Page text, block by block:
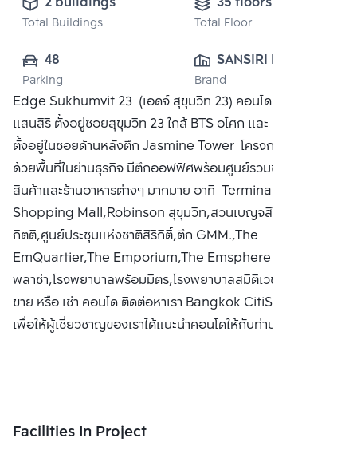
Total Buildings Total Floor
48
Parking
SANSIRI PUBLIC
CO., LTD.
Brand
Edge Sukhumvit 23 (เอดจ์ สุขุมวิท 23) คอนโดมิเนียมจาก
แสนสิริ ตั้งอยู่ซอยสุขุมวิท 23 ใกล้ BTS อโศก และ MRT สุขุมวิท
ตั้งอยู่ในซอยด้านหลังตึก Jasmine Tower โครงการแวดล้อม
ด้วยพื้นที่ในย่านธุรกิจ มีตึกออฟฟิศพร้อมศูนย์รวมของห้างสรรพ
สินค้าและร้านอาหารต่างๆ มากมาย อาทิ Terminal 21
Shopping Mall,Robinson สุขุมวิท,สวนเบญจสิริ,สวนเบญจ
กิตติ,ศูนย์ประชุมแห่งชาติสิริกิติ์,ตึก GMM.,The
EmQuartier,The Emporium,The Emsphere ประสานมิตร
พลาซ่า,โรงพยาบาลพร้อมมิตร,โรงพยาบาลสมิติเวช สุขุมวิท ซื้อ
ขาย หรือ เช่า คอนโด ติดต่อหาเรา Bangkok CitiSmart ได้ทันที
เพื่อให้ผู้เชี่ยวชาญของเราได้แนะนำคอนโดให้กับท่าน
Facilities In Project